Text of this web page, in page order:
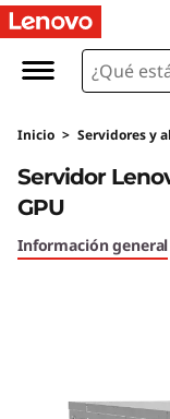
S
v
d
Inicio > Servidores y
Servidor
GPU
Información general